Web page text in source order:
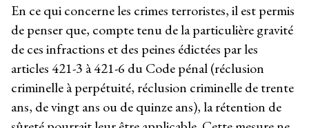
En ce qui concerne les crimes terroristes, il est permis
de penser que, compte tenu de la particulière gravité
de ces infractions et des peines édictées par les
articles 421-3 à 421-6 du Code pénal (réclusion
criminelle à perpétuité, réclusion criminelle de trente
ans, de vingt ans ou de quinze ans), la rétention de